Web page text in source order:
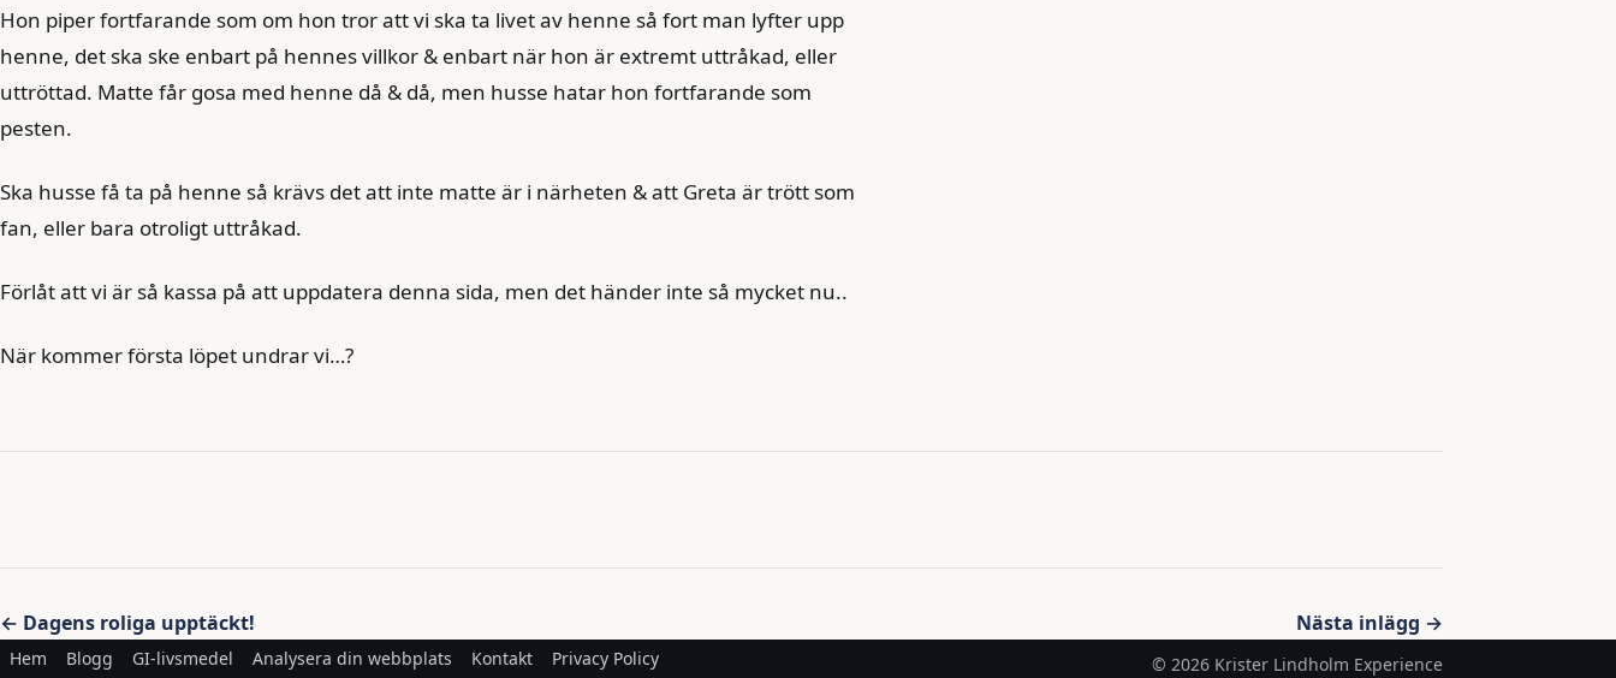
Hon piper fortfarande som om hon tror att vi ska ta livet av henne så fort man lyfter upp
henne, det ska ske enbart på hennes villkor & enbart när hon är extremt uttråkad, eller
uttröttad. Matte får gosa med henne då & då, men husse hatar hon fortfarande som
pesten.
Ska husse få ta på henne så krävs det att inte matte är i närheten & att Greta är trött som
fan, eller bara otroligt uttråkad.
Förlåt att vi är så kassa på att uppdatera denna sida, men det händer inte så mycket nu..
När kommer första löpet undrar vi…?
Inläggsnavigering
← Dagens roliga upptäckt! Nästa inlägg →
Hem Blogg GI-livsmedel Analysera din webbplats Kontakt Privacy Policy © 2026 Krister Lindholm Experience